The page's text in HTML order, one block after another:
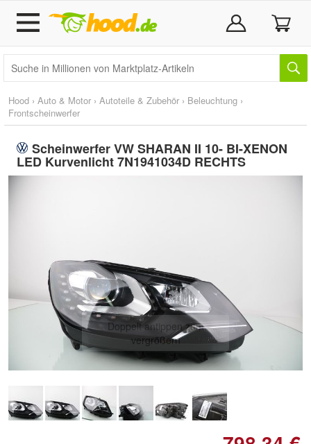
Hood › Auto & Motor › Autoteile & Zubehör › Beleuchtung ›
Frontscheinwerfer
Scheinwerfer VW SHARAN II 10- BI-XENON
LED Kurvenlicht 7N1941034D RECHTS
Doppelt antippen zum
vergrößern